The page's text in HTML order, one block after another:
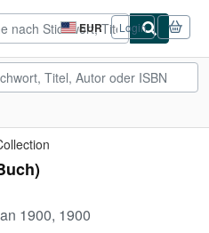
EUR
Seite
der
Einkaufseinstellungen.
Login
1900, 1900